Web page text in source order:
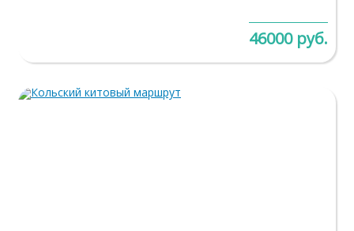
46000 руб.